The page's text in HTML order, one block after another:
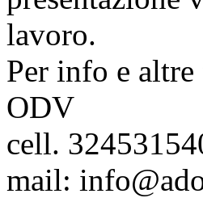
lavoro.
Per info e
ODV
cell.
mail: